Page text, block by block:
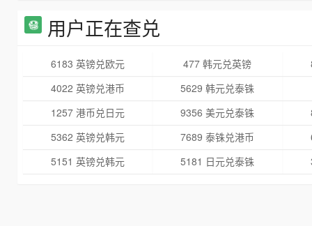
用户正在查兑
6183 英镑兑欧元 477 韩元兑英镑
4022 英镑兑港币
5629 韩元兑泰铢
1257 港币兑日元
9356 美元兑泰铢
5362 英镑兑韩元
7689 泰铢兑港币
5151 英镑兑韩元
5181 日元兑泰铢